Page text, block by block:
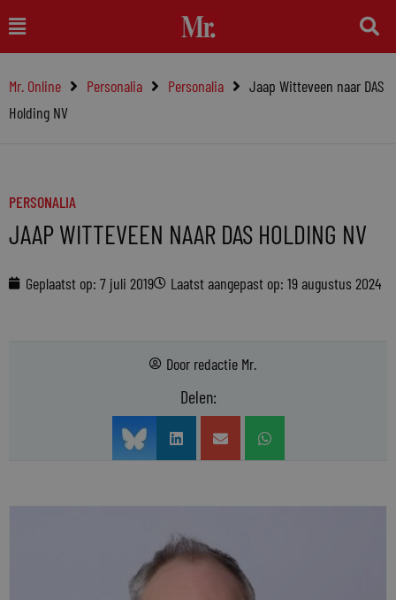
naar
inhoud
Main
Menu
Mr. Online Personalia Personalia
Jaap Witteveen naar DAS
Holding NV
PERSONALIA
JAAP WITTEVEEN NAAR DAS HOLDING NV
Geplaatst op: 7 juli 2019 Laatst aangepast op: 19 augustus 2024
Door redactie Mr.
Delen: